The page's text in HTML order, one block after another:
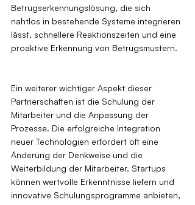
Betrugserkennungslösung, die sich
nahtlos in bestehende Systeme integrieren
lässt, schnellere Reaktionszeiten und eine
proaktive Erkennung von Betrugsmustern.
Ein weiterer wichtiger Aspekt dieser
Partnerschaften ist die Schulung der
Mitarbeiter und die Anpassung der
Prozesse. Die erfolgreiche Integration
neuer Technologien erfordert oft eine
Änderung der Denkweise und die
Weiterbildung der Mitarbeiter. Startups
können wertvolle Erkenntnisse liefern und
innovative Schulungsprogramme anbieten,